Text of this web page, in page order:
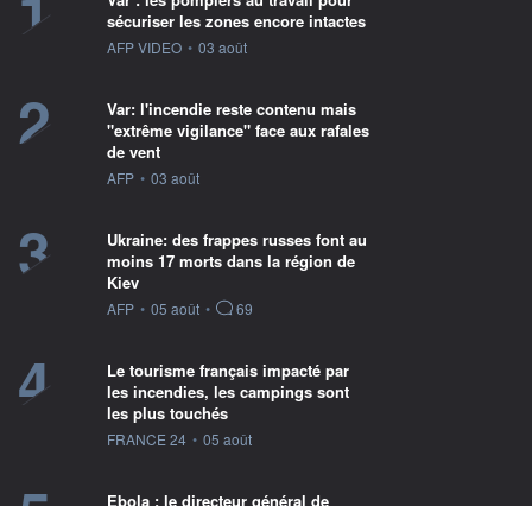
sécuriser les zones encore intactes
information fournie par
AFP VIDEO • 03 août
2
Var: l'incendie reste contenu mais
"extrême vigilance" face aux rafales
de vent
information fournie par
AFP • 03 août
3
Ukraine: des frappes russes font au
moins 17 morts dans la région de
Kiev
information fournie par
AFP • 05 août • 69
4
Le tourisme français impacté par
les incendies, les campings sont
les plus touchés
information fournie par
FRANCE 24 • 05 août
Ebola : le directeur général de